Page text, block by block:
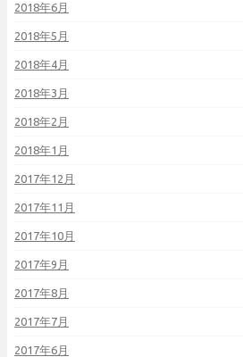
2018年6月
2018年5月
2018年4月
2018年3月
2018年2月
2018年1月
2017年12月
2017年11月
2017年10月
2017年9月
2017年8月
2017年7月
2017年6月